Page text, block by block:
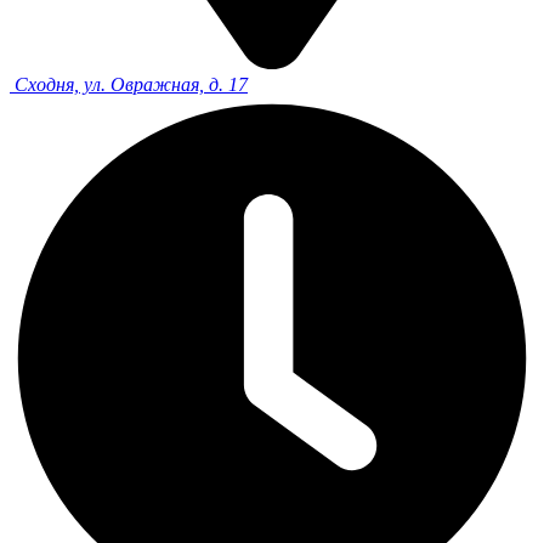
Сходня, ул. Овражная, д. 17